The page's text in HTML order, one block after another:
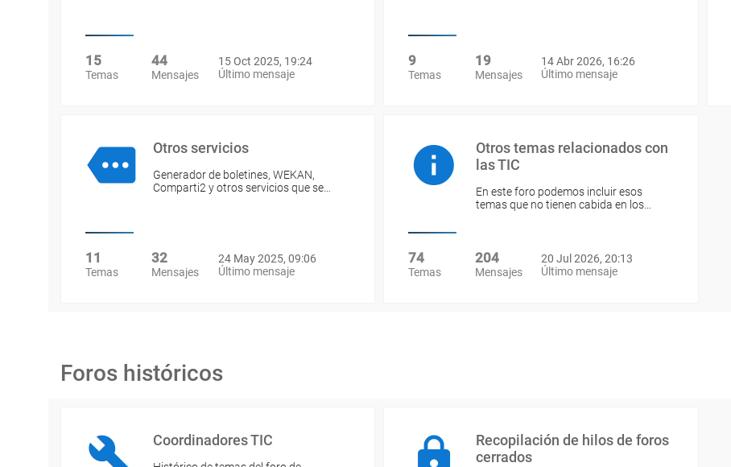
15
Temas
44
Mensajes
15 Oct 2025, 19:24
Último mensaje
9
Temas
19
Mensajes
14 Abr 2026, 16:26
Último mensaje
Otros servicios
Generador de boletines, WEKAN,
Comparti2 y otros servicios que se…
11
Temas
32
Mensajes
24 May 2025, 09:06
Último mensaje
Otros temas relacionados con
las TIC
En este foro podemos incluir esos
temas que no tienen cabida en los…
74
Temas
204
Mensajes
20 Jul 2026, 20:13
Último mensaje
Foros históricos
Coordinadores TIC
Recopilación de hilos de foros
cerrados